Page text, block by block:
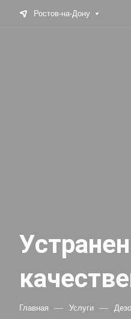
Ростов-на-Дону
Главная — Услуги —